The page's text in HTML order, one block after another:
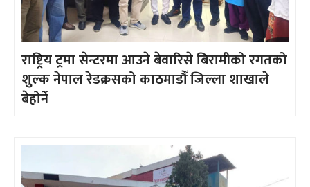
राष्ट्रिय ट्रमा सेन्टरमा आउने बेवारिसे बिरामीको रगतको
शुल्क नेपाल रेडक्रसको काठमाडौँ जिल्ला शाखाले
बेहोर्ने